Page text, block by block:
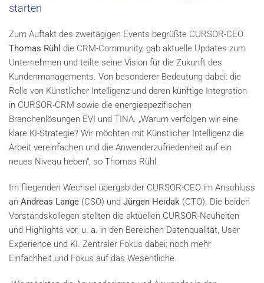
starten
Zum Auftakt des zweitägigen Events begrüßte CURSOR-CEO
Thomas Rühl die CRM-Community, gab aktuelle Updates zum
Unternehmen und teilte seine Vision für die Zukunft des
Kundenmanagements. Von besonderer Bedeutung dabei: die
Rolle von Künstlicher Intelligenz und deren künftige Integration
in CURSOR-CRM sowie die energiespezifischen
Branchenlösungen EVI und TINA. „Warum verfolgen wir eine
klare KI-Strategie? Wir möchten mit Künstlicher Intelligenz die
Arbeit vereinfachen und die Anwenderzufriedenheit auf ein
neues Niveau heben“, so Thomas Rühl.
Im fliegenden Wechsel übergab der CURSOR-CEO im Anschluss
an Andreas Lange (CSO) und Jürgen Heidak (CTO). Die beiden
Vorstandskollegen stellten die aktuellen CURSOR-Neuheiten
und Highlights vor, u. a. in den Bereichen Datenqualität, User
Experience und KI. Zentraler Fokus dabei: noch mehr
Einfachheit und Fokus auf das Wesentliche.